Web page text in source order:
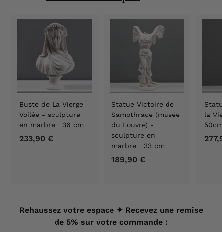
Buste de La Vierge
Voilée - sculpture
en marbre 36 cm
233,90 €
€
Statue Victoire de
Samothrace (musée
du Louvre) -
sculpture en
marbre 33 cm
189,90 €
9
0
la
Rehaussez votre espace ✦ Recevez une remise
de 5% sur votre commande :